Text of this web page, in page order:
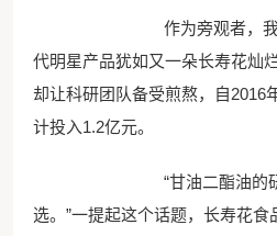
作为旁观者，
代明星产品犹如又一朵长寿花灿
却让科研团队备受煎熬，自2016
计投入1.2亿元。
“甘油二酯油的
选。”一提起这个话题，长寿花